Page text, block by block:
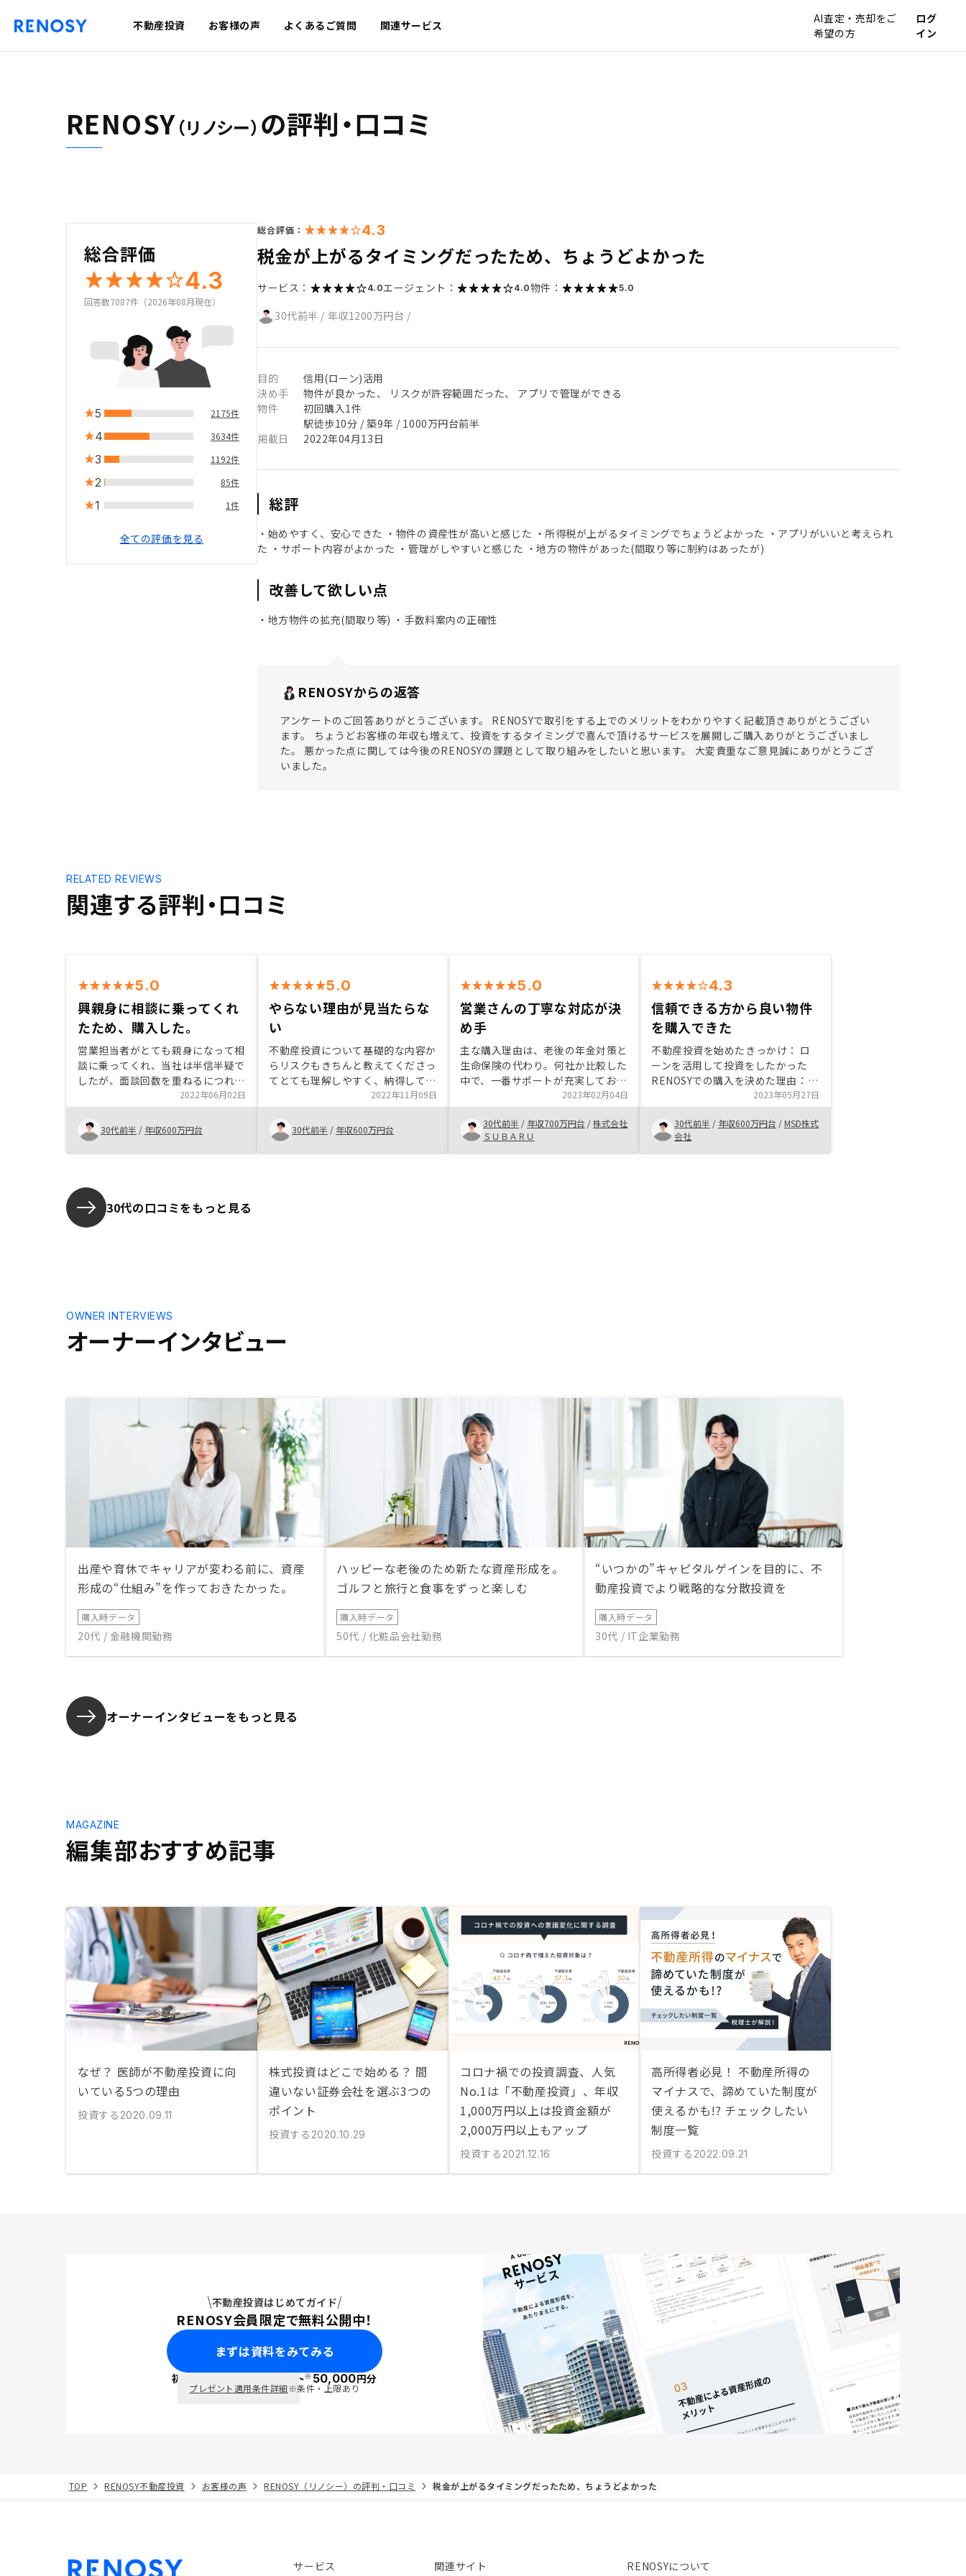
不動産投資 お客様の声 よくあるご質問 関連サービス
AI査定・売却をご
希望の方
ログ
イン
RENOSY（リノシー） の評判・口コミ
総合評価
4.3
回答数7087件（2026年08月現在）
5 2175件
4 3634件
3 1192件
2 85件
1 1件
全ての評価を見る
総合評価： 4.3
税金が上がるタイミングだったため、ちょうどよかった
サービス： 4.0エージェント： 4.0物件： 5.0
30代前半 / 年収1200万円台 /
目的
信用(ローン)活用
決め手
物件が良かった、 リスクが許容範囲だった、 アプリで管理ができる
物件
初回購入1件
駅徒歩10分 / 築9年 / 1000万円台前半
掲載日
2022年04月13日
総評
・始めやすく、安心できた ・物件の資産性が高いと感じた ・所得税が上がるタイミングでちょうどよかった ・アプリがいいと考えられ
た ・サポート内容がよかった ・管理がしやすいと感じた ・地方の物件があった(間取り等に制約はあったが)
改善して欲しい点
・地方物件の拡充(間取り等) ・手数料案内の正確性
RENOSYからの返答
アンケートのご回答ありがとうございます。 RENOSYで取引をする上でのメリットをわかりやすく記載頂きありがとうござい
ます。 ちょうどお客様の年収も増えて、投資をするタイミングで喜んで頂けるサービスを展開しご購入ありがとうございまし
た。 悪かった点に関しては今後のRENOSYの課題として取り組みをしたいと思います。 大変貴重なご意見誠にありがとうござ
いました。
関連する評判・口コミ
RELATED REVIEWS
5.0
興親身に相談に乗ってくれ
たため、購入した。
営業担当者がとても親身になって相
談に乗ってくれ、当社は半信半疑で
したが、面談回数を重ねるにつれて
ここなら信用でわかると思い、購入
を決心しました。購入後もアフター
サービスが充実しており、とても満
足しています。
2022年06月02日
30代前半 / 年収600万円台
5.0
やらない理由が見当たらな
い
不動産投資について基礎的な内容か
らリスクもきちんと教えてくださっ
てとても理解しやすく、納得して進
められたことがとても良かったで
す。 また、担当してくださってい
る方々の対応も素早く、大変満足し
ています。 ほぼお任せでできる不
動産投資、やらない理由がないです
2022年11月09日
30代前半 / 年収600万円台
5.0
営業さんの丁寧な対応が決
め手
主な購入理由は、老後の年金対策と
生命保険の代わり。何社か比較した
中で、一番サポートが充実してお
り、リスクの説明の丁寧だった。他
社さんでは聞いていなかったリスク
なども説明いただけ、信用できると
感じた。購入後の感想としては、ア
プリは使いやすく、確定申告もかな
2023年02月04日
30代前半 / 年収700万円台 /株式会社
ＳＵＢＡＲＵ
4.3
信頼できる方から良い物件
を購入できた
不動産投資を始めたきっかけ： ロ
ーンを活用して投資をしたかった
RENOSYでの購入を決めた理由：
①説明の内容（主にロジック面）か
ら、非常に信頼できる企業だと感じ
たから。 ②営業の方が、今後のこ
とも気軽に相談できる方だと思った
から。 ③購入後もアプリで管理で
2023年05月27日
30代前半 / 年収600万円台 /MSD株式
会社
30代の口コミをもっと見る
オーナーインタビュー
OWNER INTERVIEWS
出産や育休でキャリアが変わる前に、資産
形成の“仕組み”を作っておきたかった。
購入時データ
20代 / 金融機関勤務
ハッピーな老後のため新たな資産形成を。
ゴルフと旅行と食事をずっと楽しむ
購入時データ
50代 / 化粧品会社勤務
“いつかの”キャピタルゲインを目的に、不
動産投資でより戦略的な分散投資を
購入時データ
30代 / IT企業勤務
オーナーインタビューをもっと見る
編集部おすすめ記事
MAGAZINE
なぜ？ 医師が不動産投資に向
いている5つの理由
投資する 2020.09.11
株式投資はどこで始める？ 間
違いない証券会社を選ぶ3つの
ポイント
投資する 2020.10.29
コロナ禍での投資調査、人気
No.1は「不動産投資」、年収
1,000万円以上は投資金額が
2,000万円以上もアップ
投資する 2021.12.16
高所得者必見！ 不動産所得の
マイナスで、諦めていた制度が
使えるかも!? チェックしたい
制度一覧
投資する 2022.09.21
不動産投資はじめてガイド
RENOSY会員限定で無料公開中！
まずは資料をみてみる
初回面談で ポイント※50,000円分
プレゼント適用条件詳細※条件・上限あり
TOP RENOSY不動産投資 お客様の声 RENOSY（リノシー）の評判・口コミ 税金が上がるタイミングだったため、ちょうどよかった
サービス
関連サイト
RENOSYについて